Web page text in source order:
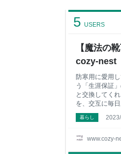
【魔法の
cozy-nest
5 USERS
www.cozy-
防寒用に愛用
う「生涯保証
と交換してく
を、交互に毎
下。
そして、3週間
ました。 2足
暮らし